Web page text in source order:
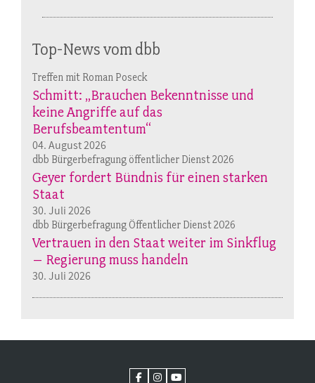
Top-News vom dbb
Treffen mit Roman Poseck
Schmitt: „Brauchen Bekenntnisse und
keine Angriffe auf das
Berufsbeamtentum“
04. August 2026
dbb Bürgerbefragung öffentlicher Dienst 2026
Geyer fordert Bündnis für einen starken
Staat
30. Juli 2026
dbb Bürgerbefragung Öffentlicher Dienst 2026
Vertrauen in den Staat weiter im Sinkflug
– Regierung muss handeln
30. Juli 2026